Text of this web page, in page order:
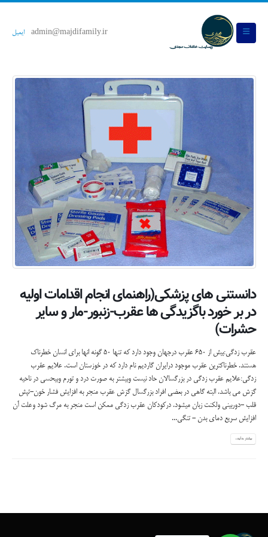
admin@majdifamily.ir ایمیل
دانستنی های پزشکی(راهنمای انجام اقدامات اولیه
در بر خورد باگزیدگی ها عقرب-زنبور-مار و سایر
حشرات)
عقرب زدگی:بیش از 650 عقرب درجهان وجود دارد که تنها 50 گونه انها برای انسان خطرناک
هستند. خطرناکترین عقرب موجود درایران گاردیم نام دارد که در خوزستان است. علایم عقرب
زدگی:علایم عقرب زدگی در بزرگسالان حاد نیست وبیشتر به صورت درد و تورم وبیحسی در ناحیه
گزش می باشد. البته گاهی در بعضی افراد بزرگسال گزش عقرب منجر به افزایش فشار خون-تپش
قلب -دوربینی ولکنت زبان میشود. درکودکان عقرب زدگی ممکن است منجر به مرگ شود وعلت آن
افزایش سریع دمای بدن - تنگی...
بیشتر بدانید...